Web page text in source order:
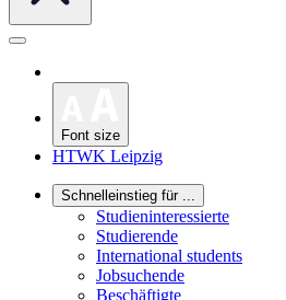
Font size
HTWK Leipzig
Schnelleinstieg für ...
Studieninteressierte
Studierende
International students
Jobsuchende
Beschäftigte